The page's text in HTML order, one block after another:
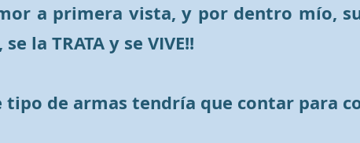
a primera vista, y por dentro mío,
la TRATA y se VIVE!!
tipo de armas tendría que contar para